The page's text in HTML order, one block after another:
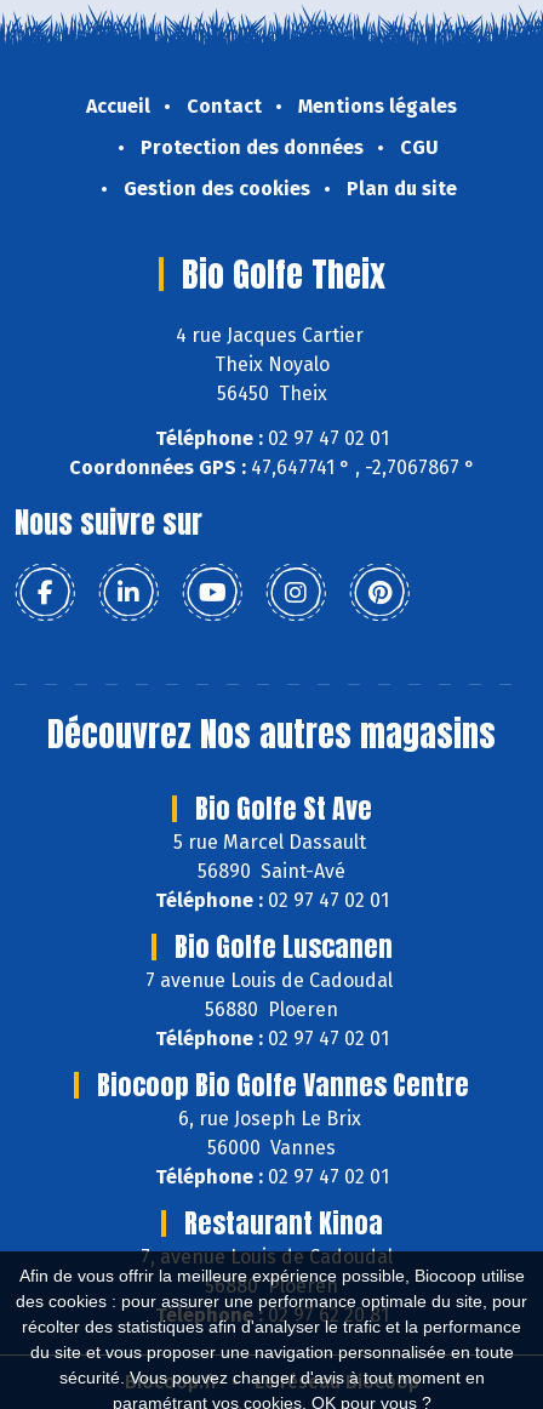
Afin de vous offrir la meilleure expérience possible, Biocoop utilise
des cookies : pour assurer une performance optimale du site, pour
récolter des statistiques afin d'analyser le trafic et la performance
du site et vous proposer une navigation personnalisée en toute
sécurité. Vous pouvez changer d'avis à tout moment en
paramétrant vos cookies. OK pour vous ?
Accueil Contact
Mentions légales
Protection des données
CGU
Gestion des cookies
Plan du site
Bio Golfe Theix
4 rue Jacques Cartier
Theix Noyalo
56450 Theix
Téléphone :02 97 47 02 01
Coordonnées GPS :47,647741 ° , -2,7067867 °
Nous suivre sur
Découvrez Nos autres magasins
Bio Golfe St Ave
5 rue Marcel Dassault
56890 Saint-Avé
Téléphone :02 97 47 02 01
Bio Golfe Luscanen
7 avenue Louis de Cadoudal
56880 Ploeren
Téléphone :02 97 47 02 01
Biocoop Bio Golfe Vannes Centre
6, rue Joseph Le Brix
56000 Vannes
Téléphone :02 97 47 02 01
Restaurant Kinoa
7, avenue Louis de Cadoudal
56880 Ploeren
Téléphone :02 97 62 20 81
Biocoop.fr
Le réseau Biocoop